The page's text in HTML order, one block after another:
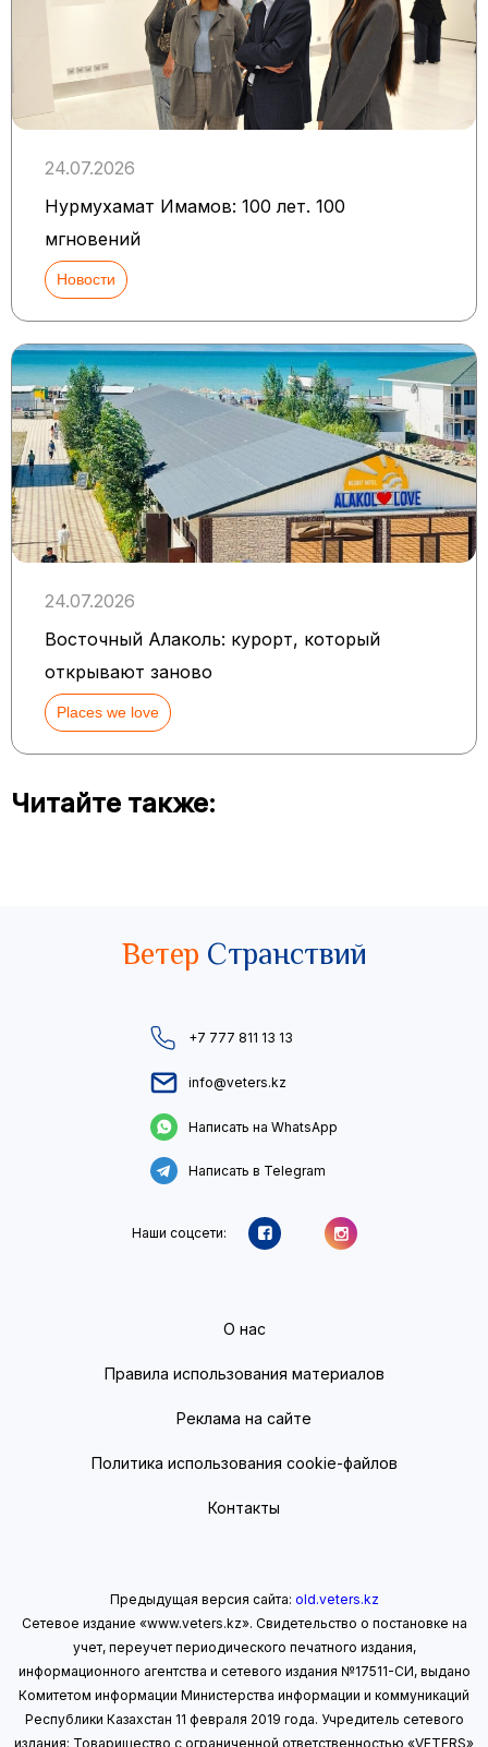
24.07.2026
Нурмухамат Имамов: 100 лет. 100
мгновений
Новости
24.07.2026
Восточный Алаколь: курорт, который
открывают заново
Places we love
Читайте также:
Ветер Странствий
+7 777 811 13 13
info@veters.kz
Написать на WhatsApp
Написать в Telegram
Наши соцсети:
О нас
Правила использования материалов
Реклама на сайте
Политика использования cookie-файлов
Контакты
Предыдущая версия сайта: old.veters.kz
Сетевое издание «www.veters.kz». Свидетельство о постановке на
учет, переучет периодического печатного издания,
информационного агентства и сетевого издания №17511-СИ, выдано
Комитетом информации Министерства информации и коммуникаций
Республики Казахстан 11 февраля 2019 года. Учредитель сетевого
издания: Товарищество с ограниченной ответственностью «VETERS»